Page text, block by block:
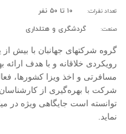
تعداد نفرات: ۱۰ تا ۵۰ نفر
صنعت: گردشگری و هتلداری
گروه شرکتهای جهانبان با بیش
رویکردی خلاقانه و با هدف ارائه
مسافرتی و اخذ ویزا کشورها،
شرکت با بهره‌گیری از
توانسته است جایگاهی ویژه در
نماید.